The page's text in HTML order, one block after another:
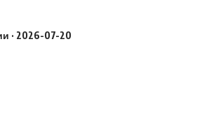
· 2026-07-20